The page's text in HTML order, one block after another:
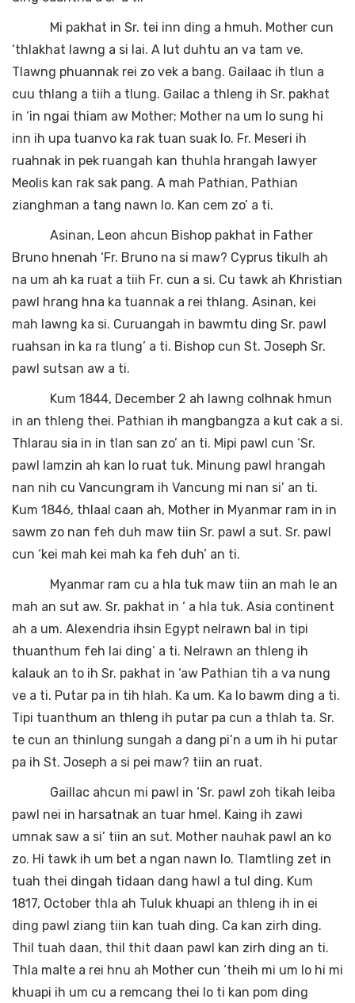
Mi pakhat in Sr. tei inn ding a hmuh. Mother cun
‘thlakhat lawng a si lai. A lut duhtu an va tam ve.
Tlawng phuannak rei zo vek a bang. Gailaac ih tlun a
cuu thlang a tiih a tlung. Gailac a thleng ih Sr. pakhat
in ‘in ngai thiam aw Mother; Mother na um lo sung hi
inn ih upa tuanvo ka rak tuan suak lo. Fr. Meseri ih
ruahnak in pek ruangah kan thuhla hrangah lawyer
Meolis kan rak sak pang. A mah Pathian, Pathian
zianghman a tang nawn lo. Kan cem zo’ a ti.
Asinan, Leon ahcun Bishop pakhat in Father
Bruno hnenah ‘Fr. Bruno na si maw? Cyprus tikulh ah
na um ah ka ruat a tiih Fr. cun a si. Cu tawk ah Khristian
pawl hrang hna ka tuannak a rei thlang. Asinan, kei
mah lawng ka si. Curuangah in bawmtu ding Sr. pawl
ruahsan in ka ra tlung’ a ti. Bishop cun St. Joseph Sr.
pawl sutsan aw a ti.
Kum 1844, December 2 ah lawng colhnak hmun
in an thleng thei. Pathian ih mangbangza a kut cak a si.
Thlarau sia in in tlan san zo’ an ti. Mipi pawl cun ‘Sr.
pawl lamzin ah kan lo ruat tuk. Minung pawl hrangah
nan nih cu Vancungram ih Vancung mi nan si’ an ti.
Kum 1846, thlaal caan ah, Mother in Myanmar ram in in
sawm zo nan feh duh maw tiin Sr. pawl a sut. Sr. pawl
cun ‘kei mah kei mah ka feh duh’ an ti.
Myanmar ram cu a hla tuk maw tiin an mah le an
mah an sut aw. Sr. pakhat in ‘ a hla tuk. Asia continent
ah a um. Alexendria ihsin Egypt nelrawn bal in tipi
thuanthum feh lai ding’ a ti. Nelrawn an thleng ih
kalauk an to ih Sr. pakhat in ‘aw Pathian tih a va nung
ve a ti. Putar pa in tih hlah. Ka um. Ka lo bawm ding a ti.
Tipi tuanthum an thleng ih putar pa cun a thlah ta. Sr.
te cun an thinlung sungah a dang pi’n a um ih hi putar
pa ih St. Joseph a si pei maw? tiin an ruat.
Gaillac ahcun mi pawl in ‘Sr. pawl zoh tikah leiba
pawl nei in harsatnak an tuar hmel. Kaing ih zawi
umnak saw a si’ tiin an sut. Mother nauhak pawl an ko
zo. Hi tawk ih um bet a ngan nawn lo. Tlamtling zet in
tuah thei dingah tidaan dang hawl a tul ding. Kum
1817, October thla ah Tuluk khuapi an thleng ih in ei
ding pawl ziang tiin kan tuah ding. Ca kan zirh ding.
Thil tuah daan, thil thit daan pawl kan zirh ding an ti.
Thla malte a rei hnu ah Mother cun ‘theih mi um lo hi mi
khuapi ih um cu a remcang thei lo ti kan pom ding